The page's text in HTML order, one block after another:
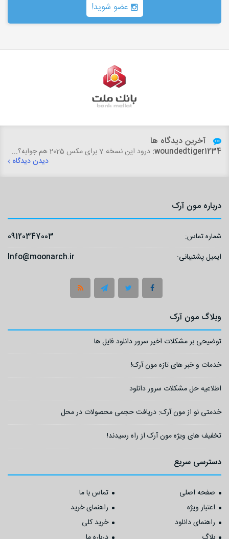
عضو شوید!
آخرین دیدگاه ها
woundedtiger1234: درود این نسخه 7 برای مکس 2025 هم جوابه؟...
دیدن دیدگاه
درباره مون آرک
شماره تماس:
09120347003
ایمیل پشتیبانی:
Info@moonarch.ir
وبلاگ مون آرک
توضیحی بر مشکلات اخیر سرور دانلود فایل ها
خدمات و خبر های تازه مون آرک!
اطلاعیه حل مشکلات سرور دانلود
خدمتی نو از مون آرک: دریافت حجمی محصولات در محل
تخفیف های ویژه مون آرک از راه رسیدند!
دسترسی سریع
صفحه اصلی
تماس با ما
اعتبار ویژه
راهنمای خرید
راهنمای دانلود
خرید کلی